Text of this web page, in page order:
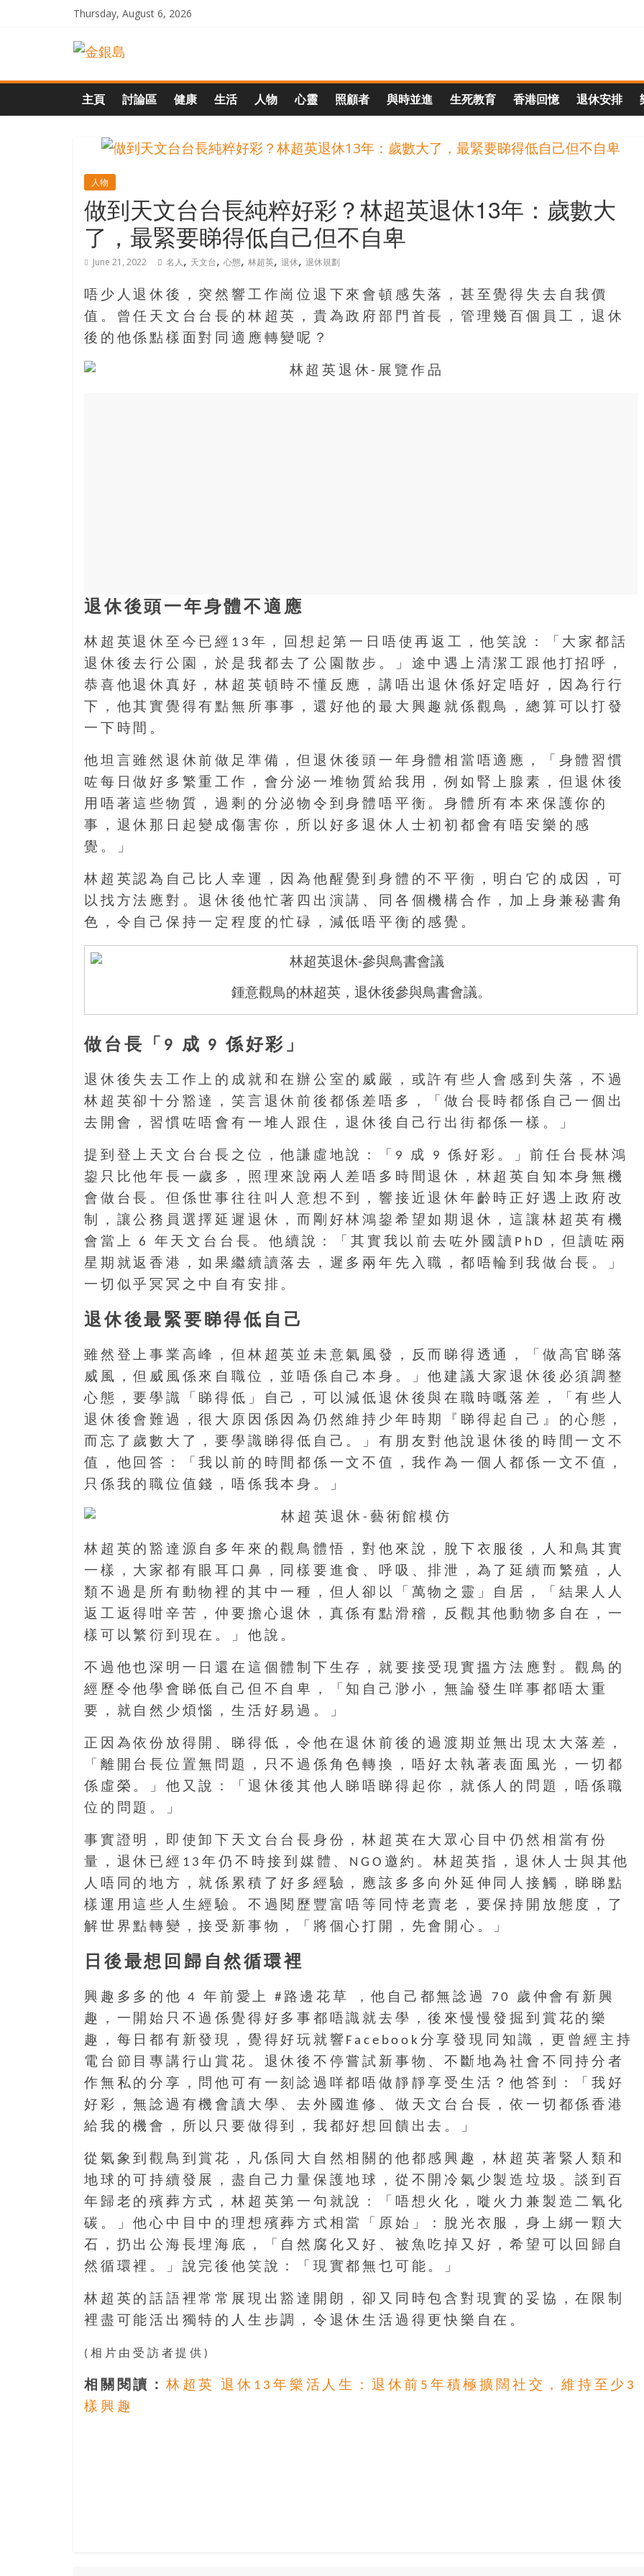
Thursday, August 6, 2026
一
起
追
尋
生
命
的
寶
藏
下
半
結
伴
歷
險
入
歲
以
後，
迎
人
下
半
場，
位
齡
銀
的
大
人
們
結
伴
險，
找
尋
齡
藏。
一
抱
著
樂
觀
積
極
的
度，
豐
盛
的
二
人
生。
主頁 討論區 健康 生活 人物 心靈 照顧者 與時並進 生死教育 香港回憶 退休安排
人物
做到天文台台長純粹好彩？林超英退休13年：歲數大
了，最緊要睇得低自己但不自卑
June 21, 2022 名人, 天文台, 心態, 林超英, 退休, 退休規劃
唔少人退休後，突然響工作崗位退下來會頓感失落，甚至覺得失去自我價
值。曾任天文台台長的林超英，貴為政府部門首長，管理幾百個員工，退休
後的他係點樣面對同適應轉變呢？
退休後頭一年身體不適應
林超英退休至今已經13年，回想起第一日唔使再返工，他笑說：「大家都話
退休後去行公園，於是我都去了公園散步。」途中遇上清潔工跟他打招呼，
恭喜他退休真好，林超英頓時不懂反應，講唔出退休係好定唔好，因為行行
下，他其實覺得有點無所事事，還好他的最大興趣就係觀鳥，總算可以打發
一下時間。
他坦言雖然退休前做足準備，但退休後頭一年身體相當唔適應，「身體習慣
咗每日做好多繁重工作，會分泌一堆物質給我用，例如腎上腺素，但退休後
用唔著這些物質，過剩的分泌物令到身體唔平衡。身體所有本來保護你的
事，退休那日起變成傷害你，所以好多退休人士初初都會有唔安樂的感
覺。」
林超英認為自己比人幸運，因為他醒覺到身體的不平衡，明白它的成因，可
以找方法應對。退休後他忙著四出演講、同各個機構合作，加上身兼秘書角
色，令自己保持一定程度的忙碌，減低唔平衡的感覺。
鍾意觀鳥的林超英，退休後參與鳥書會議。
做台長「9 成 9 係好彩」
退休後失去工作上的成就和在辦公室的威嚴，或許有些人會感到失落，不過
林超英卻十分豁達，笑言退休前後都係差唔多，「做台長時都係自己一個出
去開會，習慣咗唔會有一堆人跟住，退休後自己行出街都係一樣。」
提到登上天文台台長之位，他謙虛地說：「9 成 9 係好彩。」前任台長林鴻
鋆只比他年長一歲多，照理來說兩人差唔多時間退休，林超英自知本身無機
會做台長。但係世事往往叫人意想不到，響接近退休年齡時正好遇上政府改
制，讓公務員選擇延遲退休，而剛好林鴻鋆希望如期退休，這讓林超英有機
會當上 6 年天文台台長。他續說：「其實我以前去咗外國讀PhD，但讀咗兩
星期就返香港，如果繼續讀落去，遲多兩年先入職，都唔輪到我做台長。」
一切似乎冥冥之中自有安排。
退休後最緊要睇得低自己
雖然登上事業高峰，但林超英並未意氣風發，反而睇得透通，「做高官睇落
威風，但威風係來自職位，並唔係自己本身。」他建議大家退休後必須調整
心態，要學識「睇得低」自己，可以減低退休後與在職時嘅落差，「有些人
退休後會難過，很大原因係因為仍然維持少年時期『睇得起自己』的心態，
而忘了歲數大了，要學識睇得低自己。」有朋友對他說退休後的時間一文不
值，他回答：「我以前的時間都係一文不值，我作為一個人都係一文不值，
只係我的職位值錢，唔係我本身。」
林超英的豁達源自多年來的觀鳥體悟，對他來說，脫下衣服後，人和鳥其實
一樣，大家都有眼耳口鼻，同樣要進食、呼吸、排泄，為了延續而繁殖，人
類不過是所有動物裡的其中一種，但人卻以「萬物之靈」自居，「結果人人
返工返得咁辛苦，仲要擔心退休，真係有點滑稽，反觀其他動物多自在，一
樣可以繁衍到現在。」他說。
不過他也深明一日還在這個體制下生存，就要接受現實搵方法應對。觀鳥的
經歷令他學會睇低自己但不自卑，「知自己渺小，無論發生咩事都唔太重
要，就自然少煩惱，生活好易過。」
正因為依份放得開、睇得低，令他在退休前後的過渡期並無出現太大落差，
「離開台長位置無問題，只不過係角色轉換，唔好太執著表面風光，一切都
係虛榮。」他又說：「退休後其他人睇唔睇得起你，就係人的問題，唔係職
位的問題。」
事實證明，即使卸下天文台台長身份，林超英在大眾心目中仍然相當有份
量，退休已經13年仍不時接到媒體、NGO邀約。林超英指，退休人士與其他
人唔同的地方，就係累積了好多經驗，應該多多向外延伸同人接觸，睇睇點
樣運用這些人生經驗。不過閱歷豐富唔等同恃老賣老，要保持開放態度，了
解世界點轉變，接受新事物，「將個心打開，先會開心。」
日後最想回歸自然循環裡
興趣多多的他 4 年前愛上 #路邊花草 ，他自己都無諗過 70 歲仲會有新興
趣，一開始只不過係覺得好多事都唔識就去學，後來慢慢發掘到賞花的樂
趣，每日都有新發現，覺得好玩就響Facebook分享發現同知識，更曾經主持
電台節目專講行山賞花。退休後不停嘗試新事物、不斷地為社會不同持分者
作無私的分享，問他可有一刻諗過咩都唔做靜靜享受生活？他答到：「我好
好彩，無諗過有機會讀大學、去外國進修、做天文台台長，依一切都係香港
給我的機會，所以只要做得到，我都好想 回饋出去。」
從氣象到觀鳥到賞花，凡係同大自然相關的他都感興趣，林超英著緊人類和
地球的可持續發展，盡自己力量保護地球，從不開冷氣少製造垃圾。談到百
年歸老的殯葬方式，林超英第一句就說：「唔想火化，嘥火力兼製造二氧化
碳。」他心中目中的理想殯葬方式相當「原始」：脫光衣服，身上綁一顆大
石，扔出公海長埋海底，「自然腐化又好、被魚吃掉又好，希望可以回歸自
然循環裡。」說完後他笑說：「現實都無乜可能。」
林超英的話語裡常常展現出豁達開朗，卻又同時包含對現實的妥協，在限制
裡盡可能活出獨特的人生步調，令退休生活過得更快樂自在。
(相片由受訪者提供)
相關閱讀： 林超英 退休13年樂活人生：退休前5年積極擴闊社交，維持至少3
樣興趣